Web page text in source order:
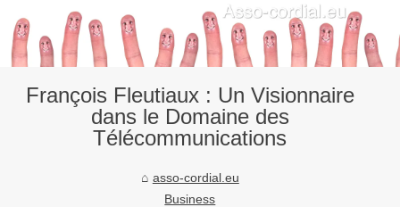
François Fleutiaux : Un Visionnaire
dans le Domaine des
Télécommunications
asso-cordial.eu
Business